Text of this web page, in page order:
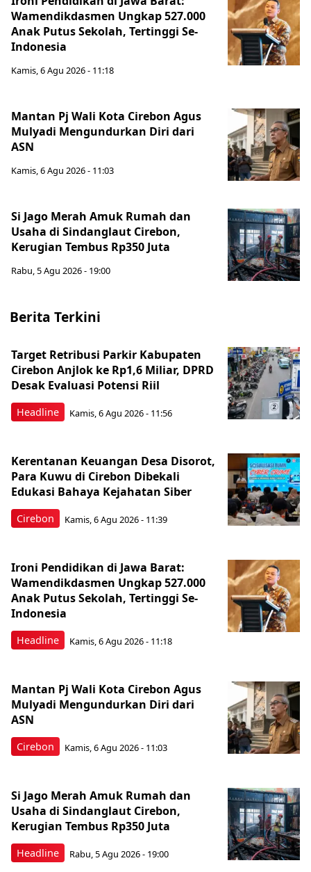
Wamendikdasmen Ungkap 527.000
Anak Putus Sekolah, Tertinggi Se-
Indonesia
Kamis, 6 Agu 2026 - 11:18
Mantan Pj Wali Kota Cirebon Agus
Mulyadi Mengundurkan Diri dari
ASN
Kamis, 6 Agu 2026 - 11:03
Si Jago Merah Amuk Rumah dan
Usaha di Sindanglaut Cirebon,
Kerugian Tembus Rp350 Juta
Rabu, 5 Agu 2026 - 19:00
Berita Terkini
Headline
Target Retribusi Parkir Kabupaten
Cirebon Anjlok ke Rp1,6 Miliar, DPRD
Desak Evaluasi Potensi Riil
Kamis, 6 Agu 2026 - 11:56
Cirebon
Kerentanan Keuangan Desa Disorot,
Para Kuwu di Cirebon Dibekali
Edukasi Bahaya Kejahatan Siber
Kamis, 6 Agu 2026 - 11:39
Headline
Ironi Pendidikan di Jawa Barat:
Wamendikdasmen Ungkap 527.000
Anak Putus Sekolah, Tertinggi Se-
Indonesia
Kamis, 6 Agu 2026 - 11:18
Cirebon
Mantan Pj Wali Kota Cirebon Agus
Mulyadi Mengundurkan Diri dari
ASN
Kamis, 6 Agu 2026 - 11:03
Headline
Si Jago Merah Amuk Rumah dan
Usaha di Sindanglaut Cirebon,
Kerugian Tembus Rp350 Juta
Rabu, 5 Agu 2026 - 19:00